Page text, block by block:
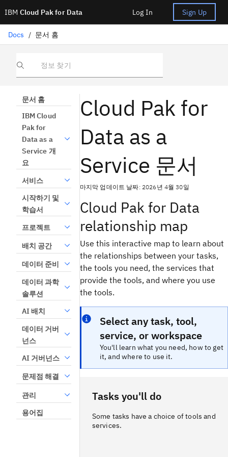
IBM Cloud Pak for Data Log In Sign Up
Docs / 문서 홈
정보 찾기
문서 홈
IBM Cloud
Pak for
Data as a
Service 개
요
서비스
시작하기 및
학습서
프로젝트
배치 공간
데이터 준비
데이터 과학
솔루션
AI 배치
데이터 거버
넌스
AI 거버넌스
문제점 해결
관리
용어집
Cloud Pak for
Data as a
Service 문서
마지막 업데이트 날짜: 2026년 4월 30일
Cloud Pak for Data
relationship map
Use this interactive map to learn about
the relationships between your tasks,
the tools you need, the services that
provide the tools, and where you use
the tools.
Select any task, tool,
service, or workspace
You'll learn what you need, how to get
it, and where to use it.
Tasks you'll do
Some tasks have a choice of tools and
services.